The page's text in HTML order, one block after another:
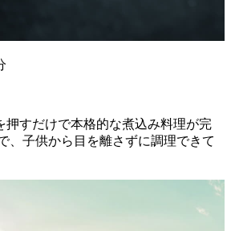
押すだけで本格的な煮込み料理が完
、子供から目を離さずに調理できて